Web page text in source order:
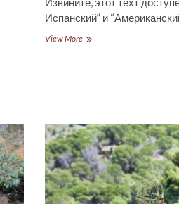
Испанский” и
View More(Español)